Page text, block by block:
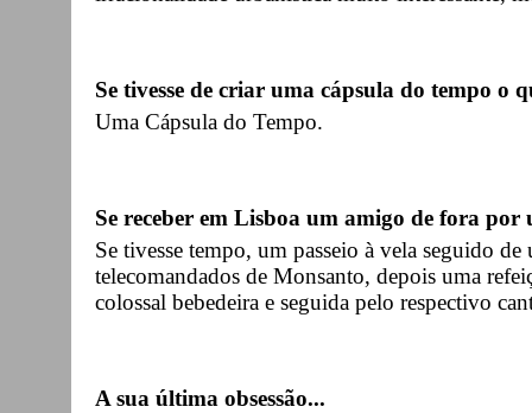
Se tivesse de criar uma cápsula do tempo o
Uma Cápsula do Tempo.
Se receber em Lisboa um amigo de fora
Se tivesse tempo, um passeio à vela seguido
telecomandados de Monsanto, depois uma
colossal bebedeira e seguida pelo respectivo
A sua última obsessão...